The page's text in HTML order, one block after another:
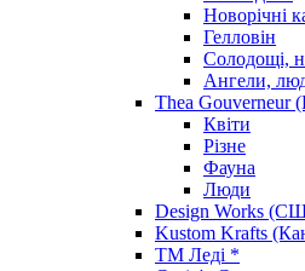
Новорічні
Гелловін
Солодощі,
Ангели,
Thea Gouverneur
Квіти
Різне
Фауна
Люди
Design Works
Kustom Krafts
ТМ Леді *